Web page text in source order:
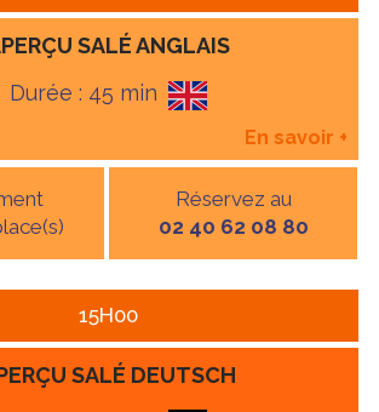
SALÉ ANGLAIS
Durée : 45 min
En savoir +
Réservez au
02 40 62 08 80
15H00
SALÉ DEUTSCH